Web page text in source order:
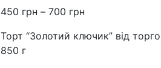
450 грн– 700 грн
450
Торт “Золотий ключик” від
850 г